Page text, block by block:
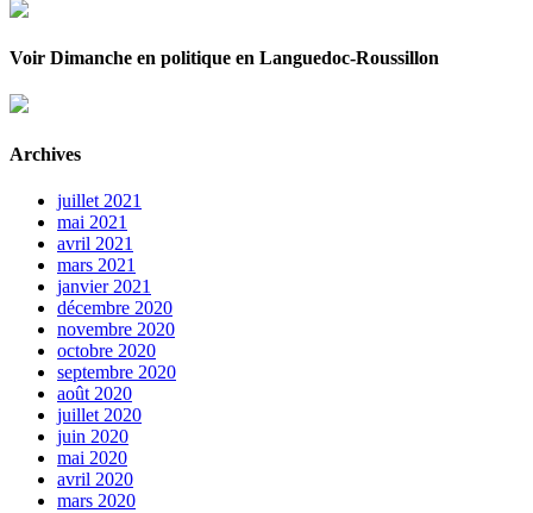
Voir Dimanche en politique en Languedoc-Roussillon
Archives
juillet 2021
mai 2021
avril 2021
mars 2021
janvier 2021
décembre 2020
novembre 2020
octobre 2020
septembre 2020
août 2020
juillet 2020
juin 2020
mai 2020
avril 2020
mars 2020